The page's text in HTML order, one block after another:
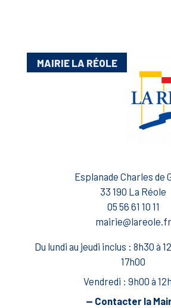
MAIRIE LA RÉOLE
Esplanade Charles de
33 190 La Réole
05 56 61 10 11
mairie@lareole.fr
Du lundi au jeudi inclus : 8h30 à
17h00
Vendredi : 9h00 à
— Contacter la